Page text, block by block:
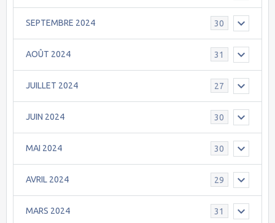
SEPTEMBRE 2024 30
AOÛT 2024 31
JUILLET 2024 27
JUIN 2024 30
MAI 2024 30
AVRIL 2024 29
MARS 2024 31